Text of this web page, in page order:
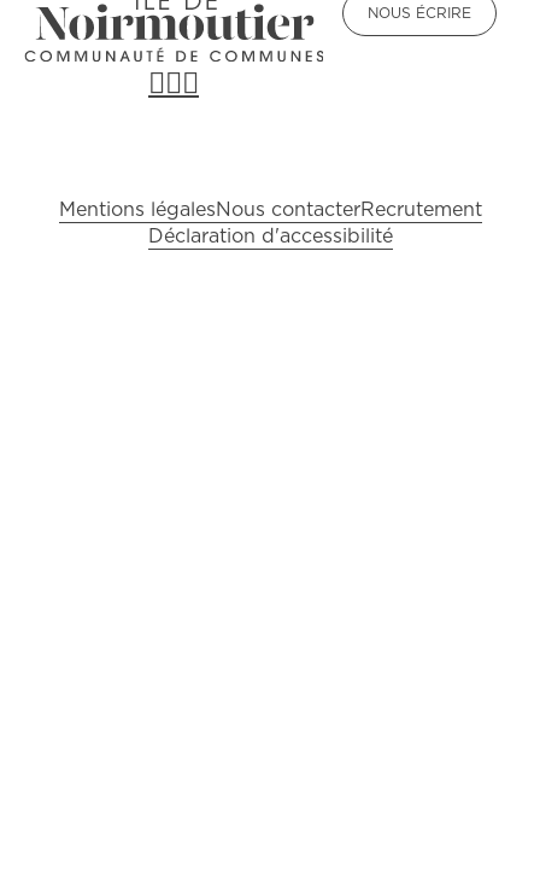
NOUS ÉCRIRE
Pied de page
Mentions légalesNous contacterRecrutement
Déclaration d'accessibilité